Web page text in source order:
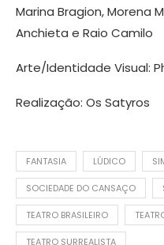
Marina Bragion, Morena
Anchieta e Raio Camilo
Arte/Identidade Visual:
Realização: Os Satyros
FANTASIA LÚDICO
SOCIEDADE DO CANSAÇO
TEATRO BRASILEIRO
TEATRO SURREALISTA